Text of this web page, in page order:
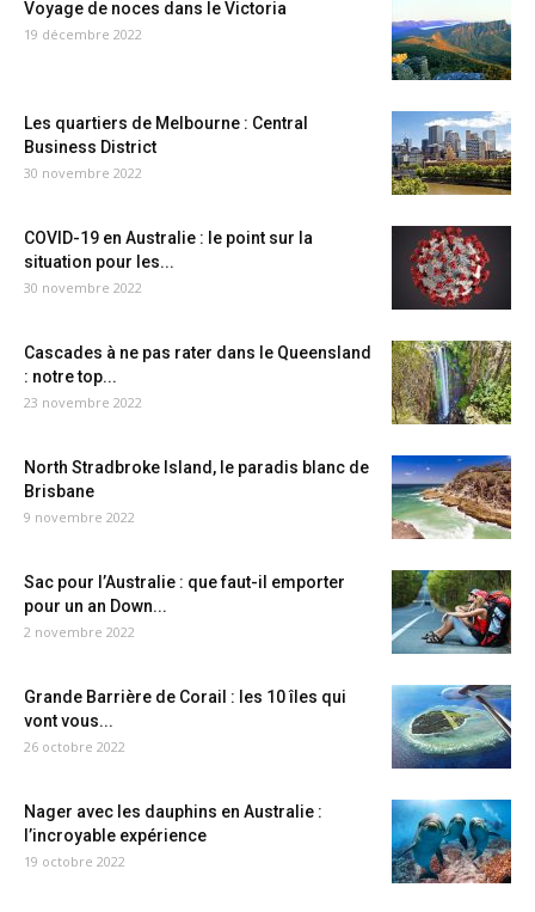
Voyage de noces dans le Victoria
19 décembre 2022
Les quartiers de Melbourne : Central
Business District
30 novembre 2022
COVID-19 en Australie : le point sur la
situation pour les...
30 novembre 2022
Cascades à ne pas rater dans le Queensland
: notre top...
23 novembre 2022
North Stradbroke Island, le paradis blanc de
Brisbane
9 novembre 2022
Sac pour l’Australie : que faut-il emporter
pour un an Down...
2 novembre 2022
Grande Barrière de Corail : les 10 îles qui
vont vous...
26 octobre 2022
Nager avec les dauphins en Australie :
l’incroyable expérience
19 octobre 2022